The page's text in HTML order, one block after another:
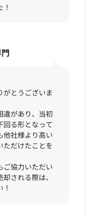
がとうございま
違があり、当初
回る形となって
他社様より高い
ただけたことを
ご協力いただい
される際は、